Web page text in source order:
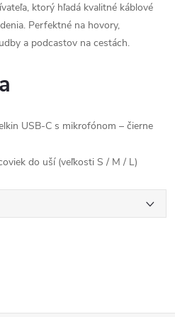
ktorý hľadá kvalitné káblové
Perfektné na hovory,
a podcastov na cestách.
USB-C s mikrofónom – čierne
do uší (veľkosti S / M / L)